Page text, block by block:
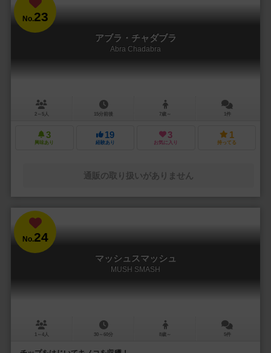
No.23
アブラ・チャダブラ
Abra Chadabra
2～5人 15分前後 7歳～ 1件
3
興味あり
19
経験あり
3
お気に入り
1
持ってる
通販の取り扱いがありません
No.24
マッシュスマッシュ
MUSH SMASH
1～4人 30～60分 8歳～ 5件